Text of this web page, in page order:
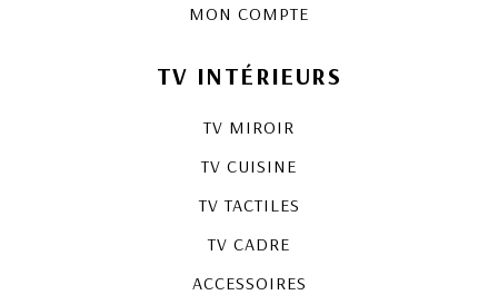
MON COMPTE
TV INTÉRIEURS
TV MIROIR
TV CUISINE
TV TACTILES
TV CADRE
ACCESSOIRES